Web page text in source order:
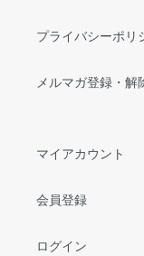
プライバシーポリ
メルマガ登録・解
マイアカウント
会員登録
ログイン